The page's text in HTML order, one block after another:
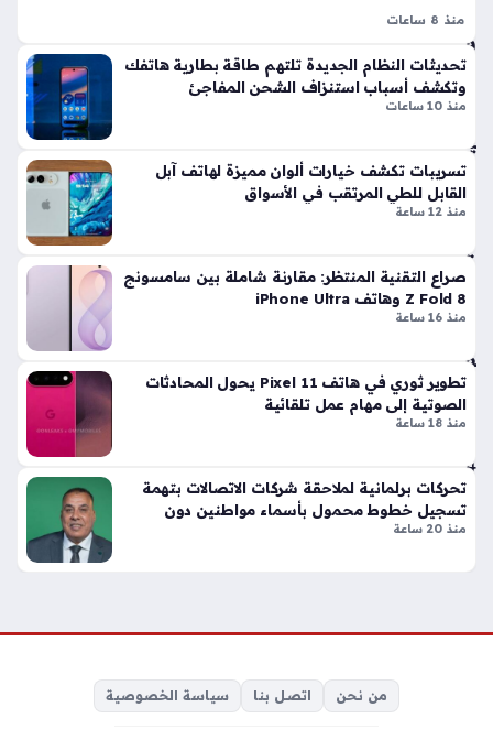
سا
فة
آلا
ف
الك
يلو
مت
را
ت
قاذ
كش
ك
ف
أثر
ي
4
سا
عا
ون
منذ 8 ساعات
بفضل شاشته القابلة للطي التي تأتي بنسبة عرض إلى ارتفاع تبلغ
4:3، حيث صُمم هذا الهاتف ليقدم تجربة سينمائية…
تحديثات النظام الجديدة تلتهم طاقة بطارية هاتفك
وتكشف أسباب استنزاف الشحن المفاجئ
منذ 10 ساعات
تسريبات تكشف خيارات ألوان مميزة لهاتف آبل
القابل للطي المرتقب في الأسواق
منذ 12 ساعة
صراع التقنية المنتظر: مقارنة شاملة بين سامسونج
Z Fold 8 وهاتف iPhone Ultra
منذ 16 ساعة
تطوير ثوري في هاتف Pixel 11 يحول المحادثات
الصوتية إلى مهام عمل تلقائية
منذ 18 ساعة
تحركات برلمانية لملاحقة شركات الاتصالات بتهمة
تسجيل خطوط محمول بأسماء مواطنين دون
علمهم
منذ 20 ساعة
من نحن اتصل بنا سياسة الخصوصية